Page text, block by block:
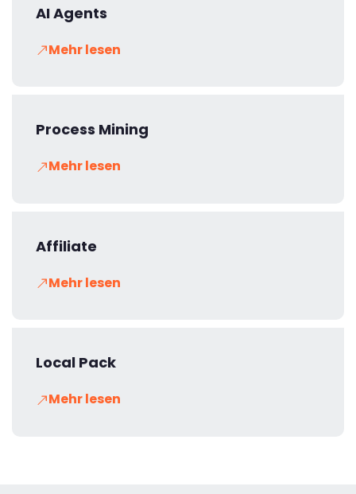
AI Agents
Mehr lesen
Process Mining
Mehr lesen
Affiliate
Mehr lesen
Local Pack
Mehr lesen